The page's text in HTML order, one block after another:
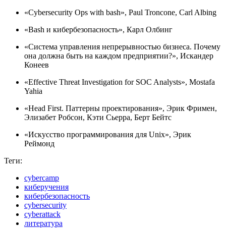
«Cybersecurity Ops with bash», Paul Troncone, Carl Albing
«Bash и кибербезопасность», Карл Олбинг
«Система управления непрерывностью бизнеса. Почему
она должна быть на каждом предприятии?», Искандер
Конеев
«Effective Threat Investigation for SOC Analysts», Mostafa
Yahia
«Head First. Паттерны проектирования», Эрик Фримен,
Элизабет Робсон, Кэти Сьерра, Берт Бейтс
«Искусство программирования для Unix», Эрик
Реймонд
Теги:
cybercamp
киберучения
кибербезопасность
cybersecurity
cyberattack
литература